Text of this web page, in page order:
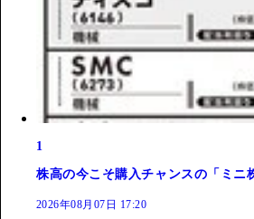
1
株高の今こそ購入チャンスの「ミニ
2026年08月07日 17:20